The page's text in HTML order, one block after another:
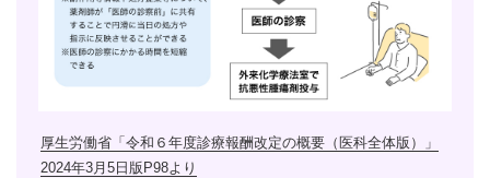
厚生労働省「令和６年度診療報酬改定の概要（医科全体版）」
2024年3月5日版P98より